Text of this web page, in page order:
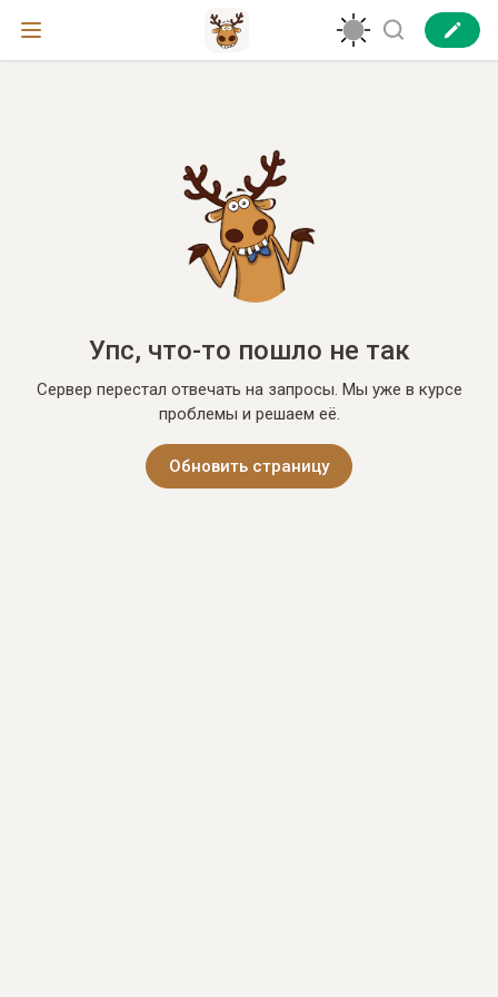
Упс, что-то пошло не так
Сервер перестал отвечать на запросы. Мы уже в курсе
проблемы и решаем её.
Обновить страницу